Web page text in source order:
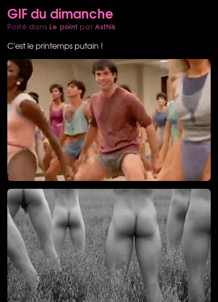
GIF du dimanche
Posté dans Le point parAsthik
C'est le printemps putain !